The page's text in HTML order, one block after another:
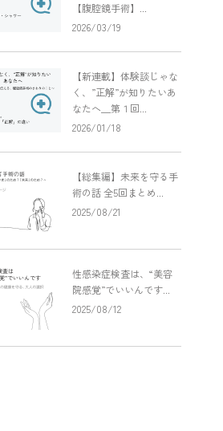
【腹腔鏡手術】...
2026/03/19
【新連載】体験談じゃな
く、”正解”が知りたいあ
なたへ＿第１回...
2026/01/18
【総集編】未来を守る手
術の話 全5回まとめ...
2025/08/21
性感染症検査は、“美容
院感覚”でいいんです...
2025/08/12